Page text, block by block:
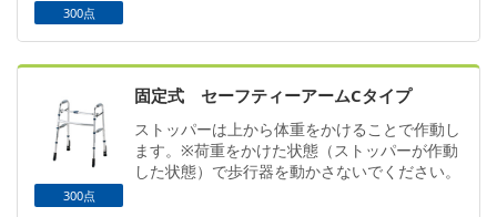
300点
300点
固定式 セーフティーアームCタイプ
ストッパーは上から体重をかけることで作動し
ます。※荷重をかけた状態（ストッパーが作動
した状態）で歩行器を動かさないでください。